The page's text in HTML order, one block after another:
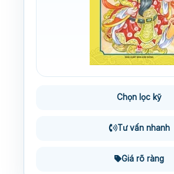
Chọn lọc kỹ
Tư vấn nhanh
Giá rõ ràng